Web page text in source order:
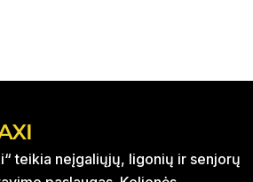
teikia neįgaliųjų, ligonių ir senjorų